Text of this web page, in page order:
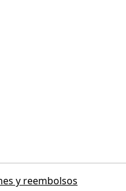
y reembolsos
vacío.